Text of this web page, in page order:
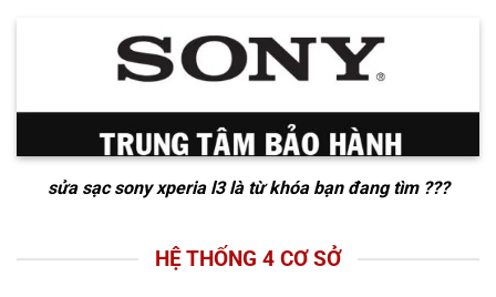
sửa sạc sony xperia l3là từ khóa bạn đang tìm ???
HỆ THỐNG 4 CƠ SỞ